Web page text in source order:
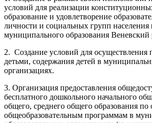
условий для реализации
образование и удовлетворение
личности и социальных групп населения
муниципального образования Веневский
2. Создание условий для осуществления
детьми, содержания детей в
организациях.
3. Организация предоставления
бесплатного дошкольного начального
общего, среднего общего образования
общеобразовательным программам в